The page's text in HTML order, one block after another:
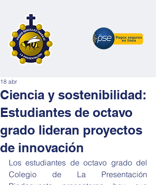
Ciencia y sostenibilidad:
Estudiantes de octavo
grado lideran proyectos
de innovación
18 abr
Los estudiantes de octavo grado del
Colegio de La Presentación